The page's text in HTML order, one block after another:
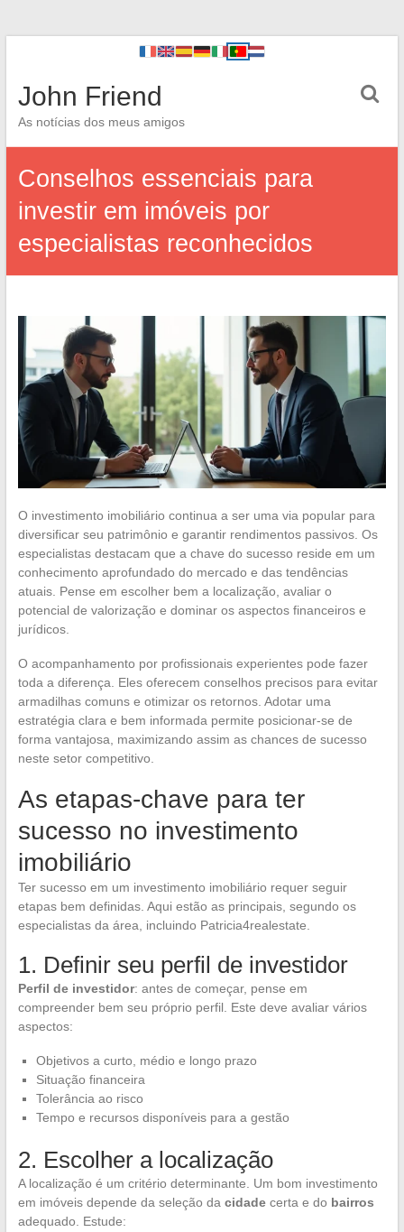
John Friend
As notícias dos meus amigos
Conselhos essenciais para
investir em imóveis por
especialistas reconhecidos
O investimento imobiliário continua a ser uma via popular para
diversificar seu patrimônio e garantir rendimentos passivos. Os
especialistas destacam que a chave do sucesso reside em um
conhecimento aprofundado do mercado e das tendências
atuais. Pense em escolher bem a localização, avaliar o
potencial de valorização e dominar os aspectos financeiros e
jurídicos.
O acompanhamento por profissionais experientes pode fazer
toda a diferença. Eles oferecem conselhos precisos para evitar
armadilhas comuns e otimizar os retornos. Adotar uma
estratégia clara e bem informada permite posicionar-se de
forma vantajosa, maximizando assim as chances de sucesso
neste setor competitivo.
As etapas-chave para ter
sucesso no investimento
imobiliário
Ter sucesso em um investimento imobiliário requer seguir
etapas bem definidas. Aqui estão as principais, segundo os
especialistas da área, incluindo Patricia4realestate.
1. Definir seu perfil de investidor
Perfil de investidor: antes de começar, pense em
compreender bem seu próprio perfil. Este deve avaliar vários
aspectos:
Objetivos a curto, médio e longo prazo
Situação financeira
Tolerância ao risco
Tempo e recursos disponíveis para a gestão
2. Escolher a localização
A localização é um critério determinante. Um bom investimento
em imóveis depende da seleção da cidadecerta e do bairros
adequado. Estude: